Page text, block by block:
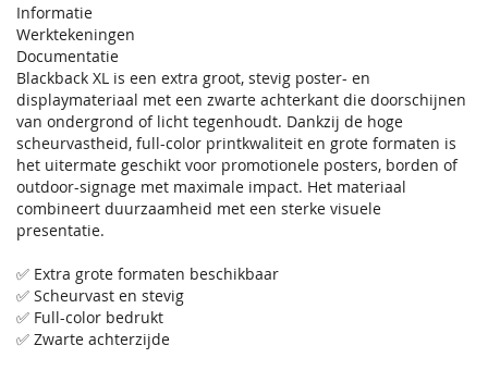
Informatie
Werktekeningen
Documentatie
Blackback XL is een extra groot, stevig poster- en
displaymateriaal met een zwarte achterkant die doorschijnen
van ondergrond of licht tegenhoudt. Dankzij de hoge
scheurvastheid, full-color printkwaliteit en grote formaten is
het uitermate geschikt voor promotionele posters, borden of
outdoor-signage met maximale impact. Het materiaal
combineert duurzaamheid met een sterke visuele
presentatie.
✅ Extra grote formaten beschikbaar
✅ Scheurvast en stevig
✅ Full-color bedrukt
✅ Zwarte achterzijde